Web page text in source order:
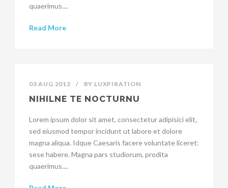
quaerimus....
Read More
03 AUG 2013 / BY LUXPIRATION
NIHILNE TE NOCTURNU
Lorem ipsum dolor sit amet, consectetur adipisici elit,
sed eiusmod tempor incidunt ut labore et dolore
magna aliqua. Idque Caesaris facere voluntate liceret:
sese habere. Magna pars studiorum, prodita
quaerimus....